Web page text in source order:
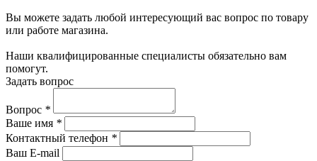
Вы можете задать любой интересующий вас вопрос по товару
или работе магазина.
Наши квалифицированные специалисты обязательно вам
помогут.
Задать вопрос
Вопрос *
Ваше имя *
Контактный телефон *
Ваш E-mail